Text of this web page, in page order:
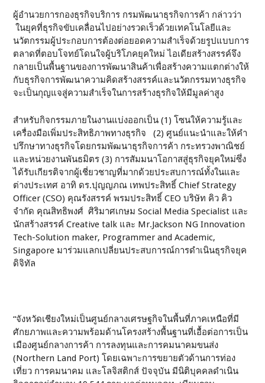
ผู้อำนวยการกองธุรกิจบริการ กรมพัฒนาธุรกิจการค้า กล่าวว่า
ในยุคที่ธุรกิจขับเคลื่อนไปอย่างรวดเร็วด้วยเทคโนโลยีและ
นวัตกรรมผู้ประกอบการต้องต่อยอดความสำเร็จด้วยรูปแบบการ
ตลาดที่ตอบโจทย์โดนใจผู้บริโภคยุคใหม่ ไอเดียสร้างสรรค์จึง
กลายเป็นพื้นฐานของการพัฒนาสินค้าเพื่อสร้างความแตกต่างให้
กับธุรกิจการพัฒนาความคิดสร้างสรรค์และนวัตกรรมทางธุรกิจ
จะเป็นกุญแจสู่ความสำเร็จในการสร้างธุรกิจให้มีมูลค่าสูง
สำหรับกิจกรรมภายในงานแบ่งออกเป็น (1) โซนให้ความรู้และ
เครื่องมือเพิ่มประสิทธิภาพทางธุรกิจ (2) ศูนย์แนะนำและให้คำ
ปรึกษาทางธุรกิจโดยกรมพัฒนาธุรกิจการค้า กระทรวงพาณิชย์
และหน่วยงานพันธมิตร (3) การสัมมนาโอกาสสู่ธุรกิจยุคใหม่ซึ่ง
ได้รับเกียรติจากผู้เชี่ยวชาญที่มากด้วยประสบการณ์ทั้งในและ
ต่างประเทศ อาทิ ดร.ปุญญภณ เทพประสิทธิ์ Chief Strategy
Officer (CSO) คุณรังสรรค์ พรมประสิทธิ์ CEO บริษัท คิว คิว
จำกัด คุณสิทธิพงศ์ ศิริมาศเกษม Social Media Specialist และ
นักสร้างสรรค์ Creative talk และ Mr.Jackson NG Innovation
Tech-Solution maker, Programmer and Academic,
Singapore มาร่วมแลกเปลี่ยนประสบการณ์การดำเนินธุรกิจยุค
ดิจิทัล
“จังหวัดเชียงใหม่เป็นศูนย์กลางเศรษฐกิจในพื้นที่ภาคเหนือที่มี
ศักยภาพและความพร้อมด้านโครงสร้างพื้นฐานที่เอื้อต่อการเป็น
เมืองศูนย์กลางการค้า การลงทุนและการคมนาคมขนส่ง
(Northern Land Port) โดยเฉพาะการขยายตัวด้านการท่อง
เที่ยว การคมนาคม และโลจิสติกส์ ปัจจุบัน มีนิติบุคคลดำเนิน